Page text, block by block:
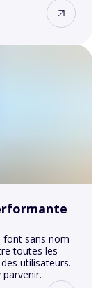
font sans nom
toutes les
utilisateurs.